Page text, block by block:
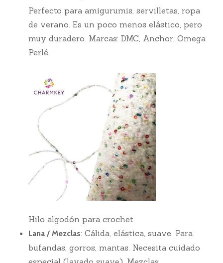
Perfecto para amigurumis, servilletas, ropa
de verano. Es un poco menos elástico, pero
muy duradero. Marcas: DMC, Anchor, Omega
Perlé.
Hilo algodón para crochet
Lana / Mezclas: Cálida, elástica, suave. Para
bufandas, gorros, mantas. Necesita cuidado